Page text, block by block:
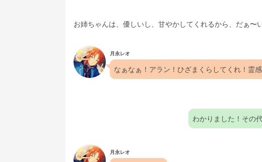
お姉ちゃんは、優しいし、甘やかしてくれるから、だぁ〜
月永レオ
なぁなぁ！アラン！ひざまくらしてくれ！霊
わかりました！その
月永レオ